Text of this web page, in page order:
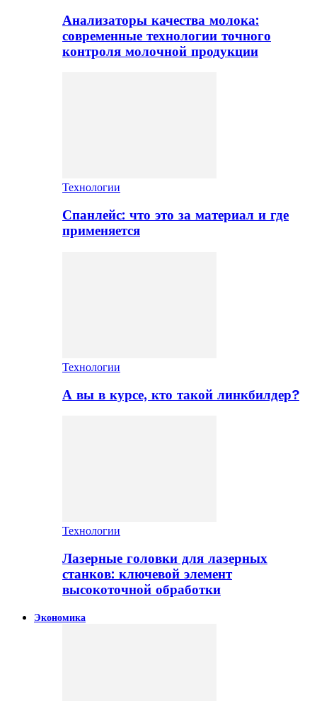
Анализаторы качества молока:
современные технологии точного
контроля молочной продукции
Технологии
Спанлейс: что это за материал и где
применяется
Технологии
А вы в курсе, кто такой линкбилдер?
Технологии
Лазерные головки для лазерных
станков: ключевой элемент
высокоточной обработки
Экономика